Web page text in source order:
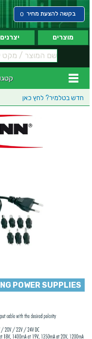
בקשה להצעת מחיר 0
מוצרים יצרנים
חדש בטלמיר? לחץ כאן
POWER SUPPLIES